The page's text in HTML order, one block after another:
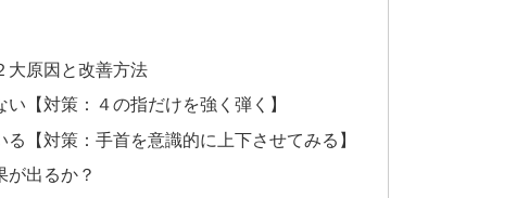
大原因と改善方法
【対策：４の指だけを強く弾く】
【対策：手首を意識的に上下させてみる】
が出るか？